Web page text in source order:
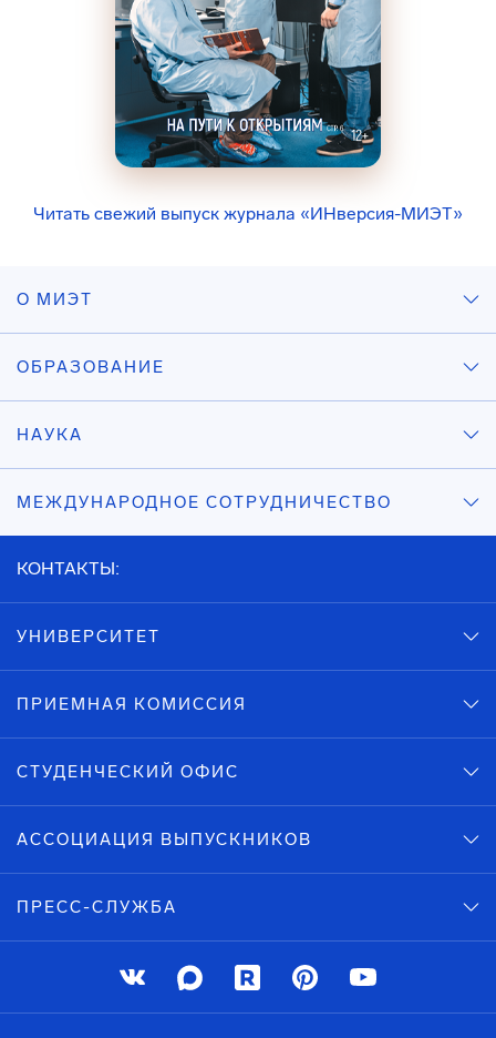
Читать свежий выпуск журнала «ИНверсия-МИЭТ»
О МИЭТ
ОБРАЗОВАНИЕ
НАУКА
МЕЖДУНАРОДНОЕ СОТРУДНИЧЕСТВО
КОНТАКТЫ:
УНИВЕРСИТЕТ
ПРИЕМНАЯ КОМИССИЯ
СТУДЕНЧЕСКИЙ ОФИС
АССОЦИАЦИЯ ВЫПУСКНИКОВ
ПРЕСС-СЛУЖБА